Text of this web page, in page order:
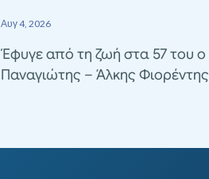
Αυγ 4, 2026
Έφυγε από τη ζωή στα 57 του ο
Παναγιώτης – Άλκης Φιορέντης